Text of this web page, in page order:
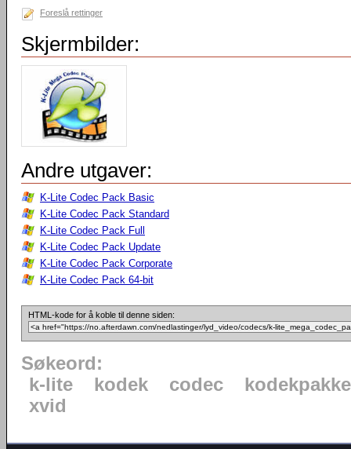
Foreslå rettinger
Skjermbilder:
Andre utgaver:
K-Lite Codec Pack Basic
K-Lite Codec Pack Standard
K-Lite Codec Pack Full
K-Lite Codec Pack Update
K-Lite Codec Pack Corporate
K-Lite Codec Pack 64-bit
HTML-kode for å koble til denne siden:
Søkeord:
k-lite
kodek codec
kodekpakke
xvid